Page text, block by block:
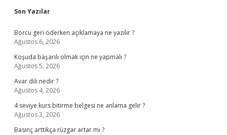
Sidebar
Son Yazılar
Borcu geri öderken açıklamaya ne yazılır ?
Ağustos 6, 2026
Koşuda başarılı olmak için ne yapmalı ?
Ağustos 5, 2026
Avar dili nedir ?
Ağustos 4, 2026
4 seviye kurs bitirme belgesi ne anlama gelir ?
Ağustos 3, 2026
Basınç arttıkça rüzgar artar mı ?